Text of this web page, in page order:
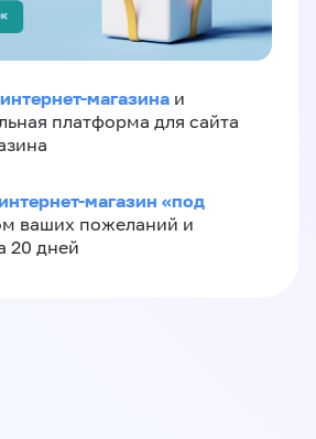
магазина и
платформа для сайта
магазин «‎под
ваших пожеланий и
20 дней